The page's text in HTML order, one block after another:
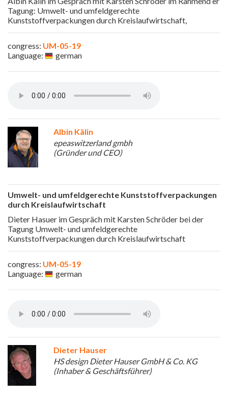
Tagung: Umwelt- und umfeldgerechte
Kunststoffverpackungen durch Kreislaufwirtschaft,
congress: UM-05-19
Language:
german
Albin Kälin
epeaswitzerland gmbh
(Gründer und CEO)
Umwelt- und umfeldgerechte Kunststoffverpackungen
durch Kreislaufwirtschaft
Dieter Hasuer im Gespräch mit Karsten Schröder bei der
Tagung Umwelt- und umfeldgerechte
Kunststoffverpackungen durch Kreislaufwirtschaft
congress: UM-05-19
Language:
german
Dieter Hauser
HS design Dieter Hauser GmbH & Co. KG
(Inhaber & Geschäftsführer)